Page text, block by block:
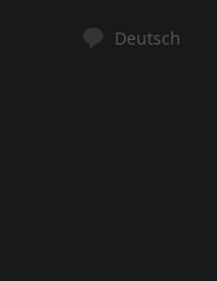
Deutsch